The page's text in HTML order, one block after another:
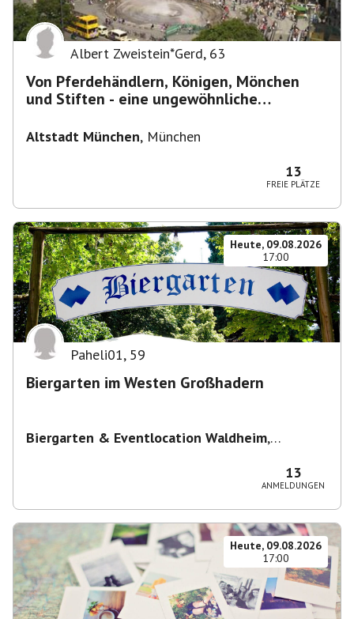
Albert Zweistein*Gerd, 63
Von Pferdehändlern, Königen, Mönchen
und Stiften - eine ungewöhnliche
Altstadt München, München
13
FREIE PLÄTZE
Heute, 09.08.2026
17:00
Paheli01, 59
Biergarten im Westen Großhadern
Biergarten & Eventlocation Waldheim,
13
ANMELDUNGEN
Heute, 09.08.2026
17:00